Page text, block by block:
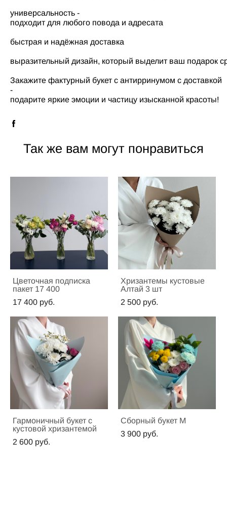
универсальность -
подходит для любого повода и адресата
быстрая и надёжная доставка
выразительный дизайн, который выделит ваш подарок
Закажите фактурный букет с антирринумом с доставкой
-
подарите яркие эмоции и частицу изысканной красоты!
Так же вам могут понравиться
Цветочная подписка
пакет 17 400
17 400 pуб.
Хризантемы кустовые
Алтай 3 шт
2 500 pуб.
Гармоничный букет с
кустовой хризантемой
2 600 pуб.
Сборный букет M
3 900 pуб.